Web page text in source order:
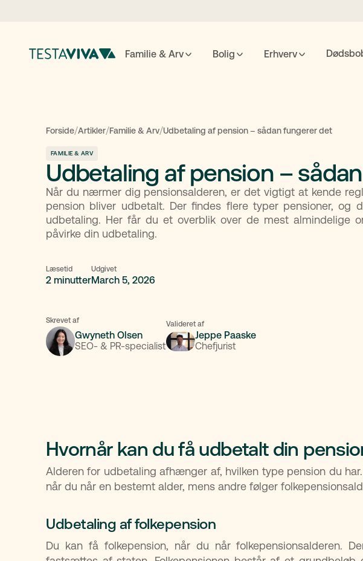
Familie & Arv Bolig Erhverv
Forside/Artikler/Familie & Arv/Udbetaling af pension – sådan fungerer det
FAMILIE & ARV
Udbetaling af pension –
Når du nærmer dig pensionsalderen, er det vigtigt at kende
pension bliver udbetalt. Der findes flere typer pensioner, og
udbetaling. Her får du et overblik over de mest almindelige
påvirke din udbetaling.
Læsetid
2 minutter
Udgivet
March 5, 2026
Skrevet af
Gwyneth Olsen
SEO- & PR-specialist
Valideret af
Jeppe Paaske
Chefjurist
Hvornår kan du få udbetalt din
Alderen for udbetaling afhænger af, hvilken type pension du
når du når en bestemt alder, mens andre følger
Udbetaling af folkepension
Du kan få folkepension, når du når folkepensionsalderen.
Testamente
ESC luk ↵ søg